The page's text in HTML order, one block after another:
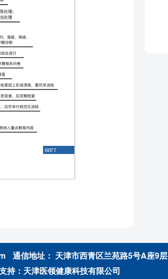
通信地址： 天津市西青区兰苑路5号A座9层
持：天津医领健康科技有限公司